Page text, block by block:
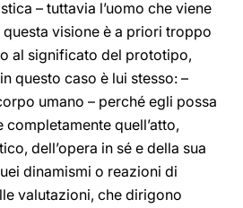
– tuttavia l’uomo che viene
visione è a priori troppo
al significato del prototipo,
questo caso è lui stesso: –
umano – perché egli possa
quell’atto,
dell’opera in sé e della sua
dinamismi o reazioni di
valutazioni, che dirigono